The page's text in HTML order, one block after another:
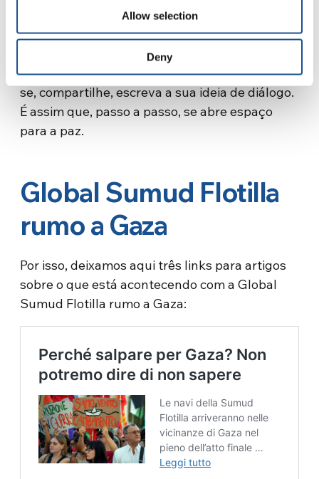
Allow selection
Deny
Somos a tripulação de terra. Continuamos a
fazer a nossa parte: contra a guerra, pelo
diálogo (também inter-religioso), ao lado do
direito. Se quiser, caminhe conosco: informe-
se, compartilhe, escreva a sua ideia de diálogo.
É assim que, passo a passo, se abre espaço
para a paz.
Global Sumud Flotilla
rumo a Gaza
Por isso, deixamos aqui três links para artigos
sobre o que está acontecendo com a Global
Sumud Flotilla rumo a Gaza: